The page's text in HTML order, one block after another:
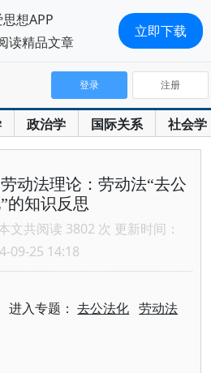
政治学 国际关系 社会学
登录 注册
动法理论：劳动法“去公
的知识反思
文共阅读 3802 次 更新时间：
09-25 14:18
进入专题：去公法化 劳动法
想APP
读精品文章
立即下载